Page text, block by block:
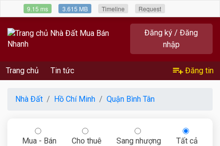
Đăng ký / Đăng
nhập
Trang chủ Tin tức Đăng tin
Nhà Đất Hồ Chí Minh Quận Bình Tân
Mua - Bán Cho thuê Sang nhượng Tất cả
9.15 ms 3.615 MB Timeline Request